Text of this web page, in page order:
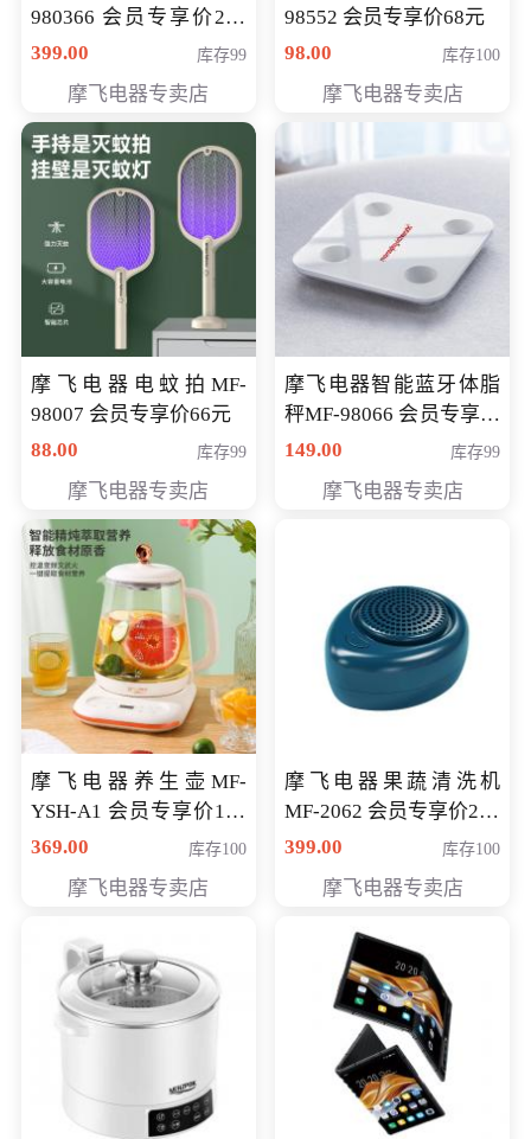
980366 会员专享价299
元
399.00 库存99
摩飞电器专卖店
98552 会员专享价68元
98.00
库存100
摩飞电器专卖店
摩飞电器电蚊拍MF-
98007 会员专享价66元
88.00
库存99
摩飞电器专卖店
摩飞电器智能蓝牙体脂
秤MF-98066 会员专享价
98元
149.00 库存99
摩飞电器专卖店
摩飞电器养生壶MF-
YSH-A1 会员专享价198
元
369.00 库存100
摩飞电器专卖店
摩飞电器果蔬清洗机
MF-2062 会员专享价268
元
399.00 库存100
摩飞电器专卖店